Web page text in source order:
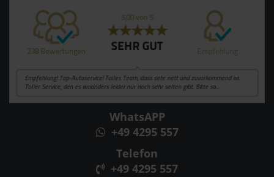
WhatsAPP
+49 4295 557
Telefon
+49 4295 557